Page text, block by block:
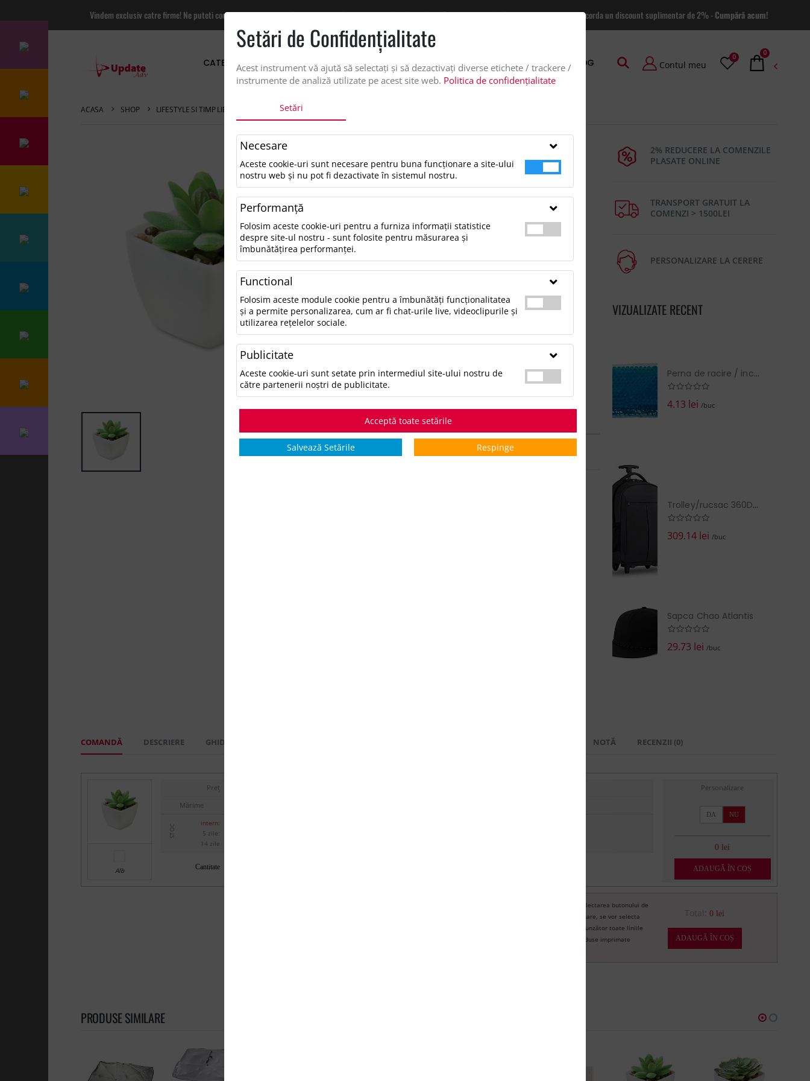
Vindem exclusiv catre firme! Ne puteti contacta pentru oferta de pret personalizata pe office@updateadv.ro. Pentru comenzile plasate pe site va putem acorda un discount suplimentar de 2% -Cumpără acum!
CATEGORII PRODUSE SERVICII PERSONALIZARE DESPRE NOI CATALOAGE BLOG Contul meu
0 0
ACASA SHOP LIFESTYLE SI TIMP LIBER MINI PLANTA ARTIFICIALA
Mini planta artificiala, Alb
9.22 lei/buc
Mini planta artificiala din PP. Tip: forma graptopetalum
paraguayense.Dimensiune: 5.7X5.7X7.8CMGreutate:
0,110KGTara de Origine: CN
SKU:UPDMO2854-06
CULORI:
SELECTAŢI CULOAREA PENTRU A VIZUALIZA STOCUL:
STOCURI pentru culoarea:
Stoc INTERN
Stoc EXTERN în:
0
4761 la cerere
*zile lucrătoare
2% REDUCERE LA COMENZILE
PLASATE ONLINE
TRANSPORT GRATUIT LA
COMENZI > 1500LEI
PERSONALIZARE LA CERERE
VIZUALIZATE RECENT
Perna de racire / incalzire
4.13 lei/buc
Trolley/rucsac 360D 2 nuante
309.14 lei/buc
Sapca Chao Atlantis
29.73 lei/buc
COMANDĂ DESCRIERE GHID MĂRIMI NOTĂ RECENZII (0)
Alb
Preț
Mărime
STOC
intern:
5 zile:
14 zile
Cantitate
Personalizare
DA NU
0 lei
ADAUGĂ ÎN COȘ
Prin selectarea butonului de
imprimare, se vor selecta
corespunzător toate liniile
de produse imprimate
Total:0 lei
ADAUGĂ ÎN COȘ
PRODUSE SIMILARE
Setări de Confidenţialitate
Acest instrument vă ajută să selectați și să dezactivați diverse etichete / trackere /
instrumente de analiză utilizate pe acest site web. Politica de confidențialitate
Setări
Necesare
Aceste cookie-uri sunt necesare pentru buna funcționare a site-ului
nostru web și nu pot fi dezactivate în sistemul nostru.
Performanţă
Folosim aceste cookie-uri pentru a furniza informații statistice
despre site-ul nostru - sunt folosite pentru măsurarea și
îmbunătățirea performanței.
Functional
Folosim aceste module cookie pentru a îmbunătăți funcționalitatea
și a permite personalizarea, cum ar fi chat-urile live, videoclipurile și
utilizarea rețelelor sociale.
Publicitate
Aceste cookie-uri sunt setate prin intermediul site-ului nostru de
către partenerii noștri de publicitate.
Acceptă toate setările
Salvează Setările Respinge